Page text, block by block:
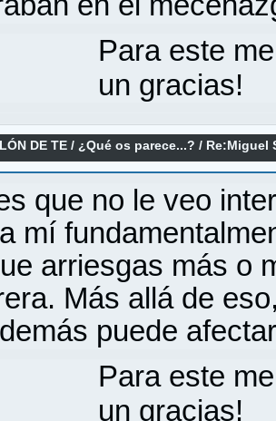
Para este
un gracias!
DE TE / ¿Qué os parece...? / Re:Miguel
que no le veo
mí
arriesgas más o
Más allá de
puede
Para este
un gracias!